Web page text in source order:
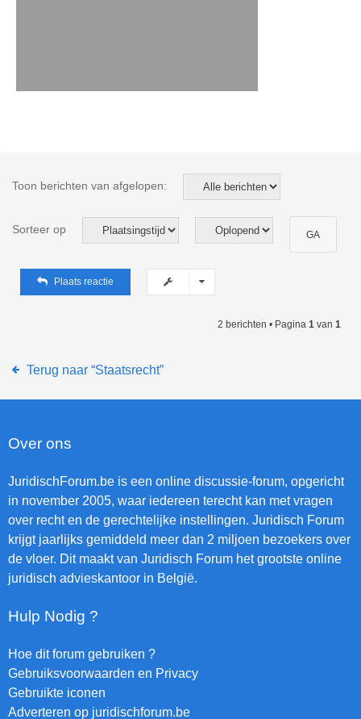
Toon berichten van afgelopen:
Sorteer op
Plaats reactie
2 berichten • Pagina 1 van 1
Terug naar “Staatsrecht”
Over ons
JuridischForum.be is een online discussie-forum, opgericht
in november 2005, waar iedereen terecht kan met vragen
over recht en de gerechtelijke instellingen. Juridisch Forum
krijgt jaarlijks gemiddeld meer dan 2 miljoen bezoekers over
de vloer. Dit maakt van Juridisch Forum het grootste online
juridisch advieskantoor in België.
Hulp Nodig ?
Hoe dit forum gebruiken ?
Gebruiksvoorwaarden en Privacy
Gebruikte iconen
Adverteren op juridischforum.be